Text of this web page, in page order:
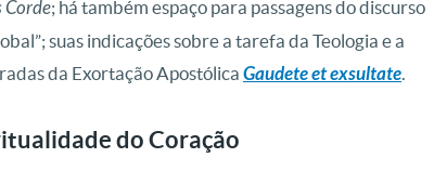
Corde; há também espaço para passagens do discurso
suas indicações sobre a tarefa da Teologia e a
da Exortação Apostólica Gaudete et exsultate.
do Coração